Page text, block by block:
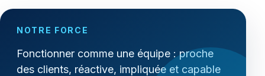
NOTRE FORCE
Fonctionner comme une équipe : proche
des clients, réactive, impliquée et capable